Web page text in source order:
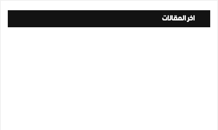
اخر المقالات